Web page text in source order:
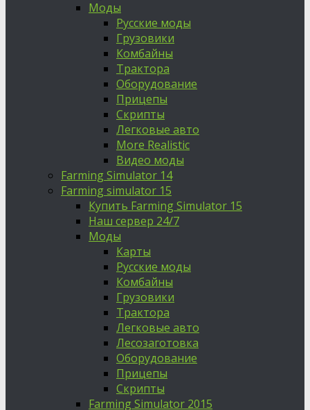
Моды
Русские моды
Грузовики
Комбайны
Трактора
Оборудование
Прицепы
Скрипты
Легковые авто
More Realistic
Видео моды
Farming Simulator 14
Farming simulator 15
Купить Farming Simulator 15
Наш сервер 24/7
Моды
Карты
Русские моды
Комбайны
Грузовики
Трактора
Легковые авто
Лесозаготовка
Оборудование
Прицепы
Скрипты
Farming Simulator 2015